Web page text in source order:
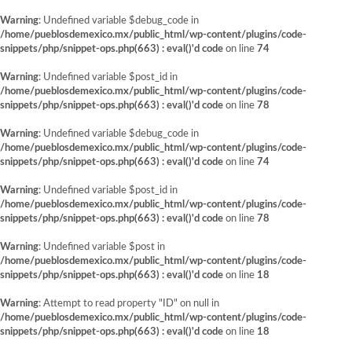
Warning: Undefined variable $debug_code in
/home/pueblosdemexico.mx/public_html/wp-content/plugins/code-
snippets/php/snippet-ops.php(663) : eval()'d code on line 74
Warning: Undefined variable $post_id in
/home/pueblosdemexico.mx/public_html/wp-content/plugins/code-
snippets/php/snippet-ops.php(663) : eval()'d code on line 78
Warning: Undefined variable $debug_code in
/home/pueblosdemexico.mx/public_html/wp-content/plugins/code-
snippets/php/snippet-ops.php(663) : eval()'d code on line 74
Warning: Undefined variable $post_id in
/home/pueblosdemexico.mx/public_html/wp-content/plugins/code-
snippets/php/snippet-ops.php(663) : eval()'d code on line 78
Warning: Undefined variable $post in
/home/pueblosdemexico.mx/public_html/wp-content/plugins/code-
snippets/php/snippet-ops.php(663) : eval()'d code on line 18
Warning: Attempt to read property "ID" on null in
/home/pueblosdemexico.mx/public_html/wp-content/plugins/code-
snippets/php/snippet-ops.php(663) : eval()'d code on line 18